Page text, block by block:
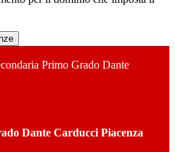
Primo Grado Dante
Dante Carducci Piacenza